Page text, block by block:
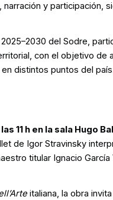
y participación,
del Sodre,
con el objetivo de
distintos puntos del
11 h en la sala Hugo
de Igor Stravinsky
titular Ignacio
italiana, la obra